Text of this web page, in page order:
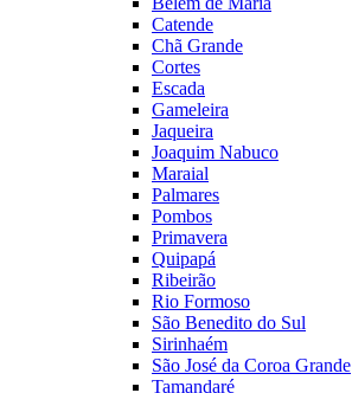
Catende
Chã Grande
Cortes
Escada
Gameleira
Jaqueira
Joaquim Nabuco
Maraial
Palmares
Pombos
Primavera
Quipapá
Ribeirão
Rio Formoso
São Benedito do Sul
Sirinhaém
São José da Coroa Grande
Tamandaré